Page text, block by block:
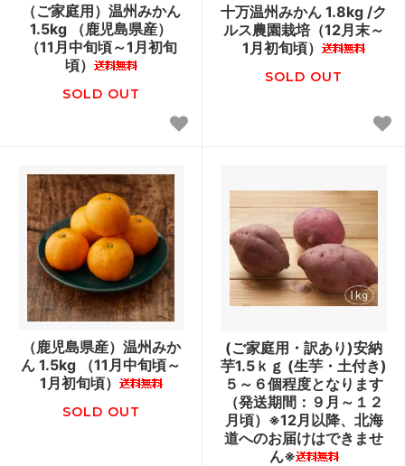
（ご家庭用）温州みかん
1.5kg （鹿児島県産）
（11月中旬頃～1月初旬
頃）
SOLD OUT
十万温州みかん 1.8kg /ク
ルス農園栽培（12月末～
1月初旬頃）
SOLD OUT
（鹿児島県産）温州みか
ん 1.5kg （11月中旬頃～
1月初旬頃）
SOLD OUT
(ご家庭用・訳あり)安納
芋1.5ｋｇ (生芋・土付き)
５～６個程度となります
（発送期間：９月～１２
月頃）※12月以降、北海
道へのお届けはできませ
ん※